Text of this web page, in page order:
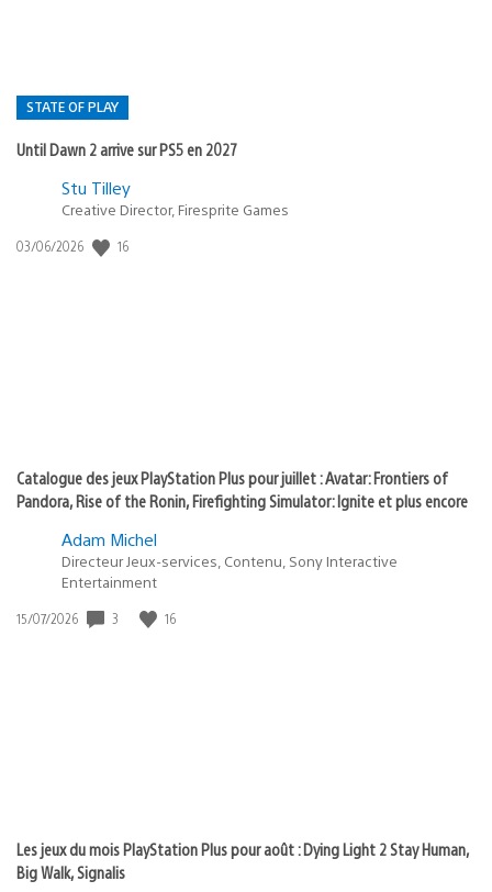
STATE OF PLAY
Until Dawn 2 arrive sur PS5 en 2027
Postée
:
Stu Tilley
Creative Director, Firesprite Games
Date
03/06/2026 16
Catalogue des jeux PlayStation Plus pour juillet : Avatar: Frontiers of
Pandora, Rise of the Ronin, Firefighting Simulator: Ignite et plus encore
Adam Michel
Directeur Jeux-services, Contenu, Sony Interactive
Entertainment
Date
15/07/2026 3 16
Les jeux du mois PlayStation Plus pour août : Dying Light 2 Stay Human,
Big Walk, Signalis